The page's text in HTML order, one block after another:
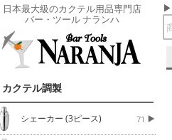
日本最大級のカクテル用品専門店
バー・ツール ナランハ
カクテル調製
シェーカー (3ピース) 71